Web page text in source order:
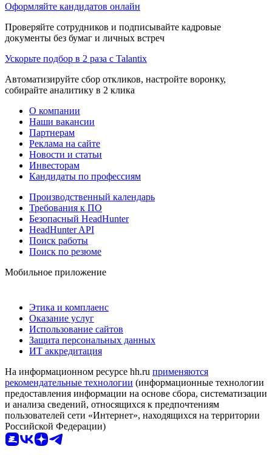
Оформляйте кандидатов онлайн
Проверяйте сотрудников и подписывайте кадровые
документы без бумаг и личных встреч
Ускорьте подбор в 2 раза с Talantix
Автоматизируйте сбор откликов, настройте воронку,
собирайте аналитику в 2 клика
О компании
Наши вакансии
Партнерам
Реклама на сайте
Новости и статьи
Инвесторам
Кандидаты по профессиям
Производственный календарь
Требования к ПО
Безопасный HeadHunter
HeadHunter API
Поиск работы
Поиск по резюме
Мобильное приложение
Этика и комплаенс
Оказание услуг
Использование сайтов
Защита персональных данных
ИТ аккредитация
На информационном ресурсе hh.ru применяются
рекомендательные технологии (информационные технологии
предоставления информации на основе сбора, систематизации
и анализа сведений, относящихся к предпочтениям
пользователей сети «Интернет», находящихся на территории
Российской Федерации)